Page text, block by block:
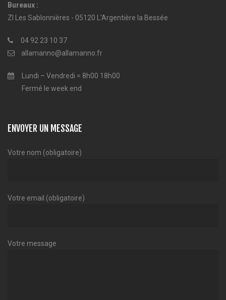
Bureaux :
ZI Les Sablonnières - 05120 L'Argentière la Bessée
04 92 23 10 37
allamanno@allamanno.fr
Lundi – Vendredi = 8h00 18h00
Fermé le week end
ENVOYER UN MESSAGE
Votre nom (obligatoire)
Votre email (obligatoire)
Votre message